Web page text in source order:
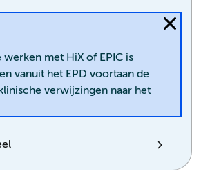
met HiX of EPIC is
vanuit het EPD voortaan de
verwijzingen naar het